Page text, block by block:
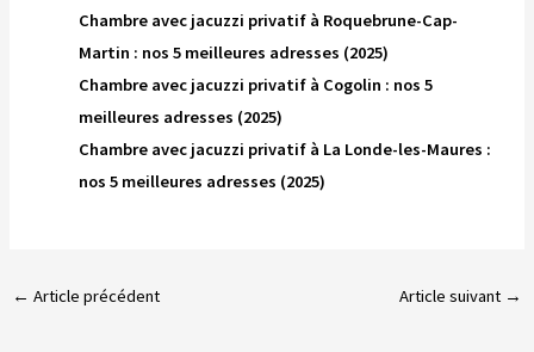
Chambre avec jacuzzi privatif à Roquebrune-Cap-
Martin : nos 5 meilleures adresses (2025)
Chambre avec jacuzzi privatif à Cogolin : nos 5
meilleures adresses (2025)
Chambre avec jacuzzi privatif à La Londe-les-Maures :
nos 5 meilleures adresses (2025)
← Article précédent Article suivant →